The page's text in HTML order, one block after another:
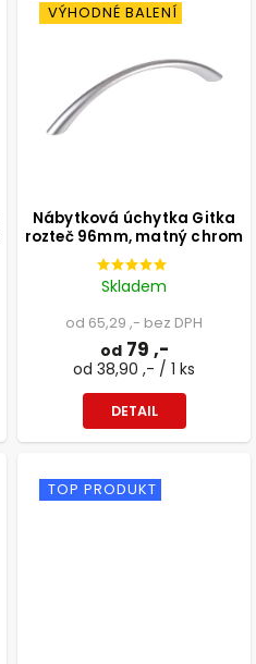
VÝHODNÉ BALENÍ
Nábytková úchytka Gitka
rozteč 96mm, matný chrom
Skladem
od 65,29 ,- bez DPH
od79 ,-
od 38,90 ,- / 1 ks
DETAIL
TOP PRODUKT